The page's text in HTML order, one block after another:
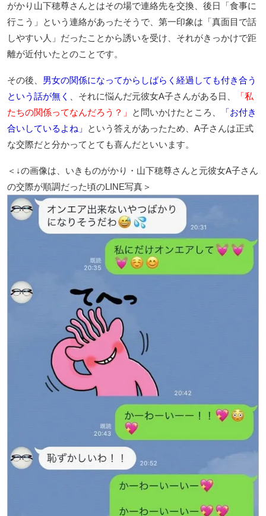
がかり山下穂尊さんとはその場で連絡先を交換、後日「食事に
行こう」という連絡があったそうで、第一印象は「真面目で話
しやすい人」だったことから誘いを受け、それがきっかけで距
離が近付いたとのことです。
その後、 男女の関係になってからしばらく経過しても付き合う
という話が無く
、それに悩んだ元彼女A子さんがある日、
「私
たちの関係ってなんだろう？」
と問いかけたところ、
「お付き
合いしているよね」
という答えがあったため、A子さんは正式
な交際だと分かってとても喜んだといいます。
＜↓の画像は、いきものがかり・山下穂尊さんと元彼女A子さん
の交際が順調だった頃のLINE写真＞